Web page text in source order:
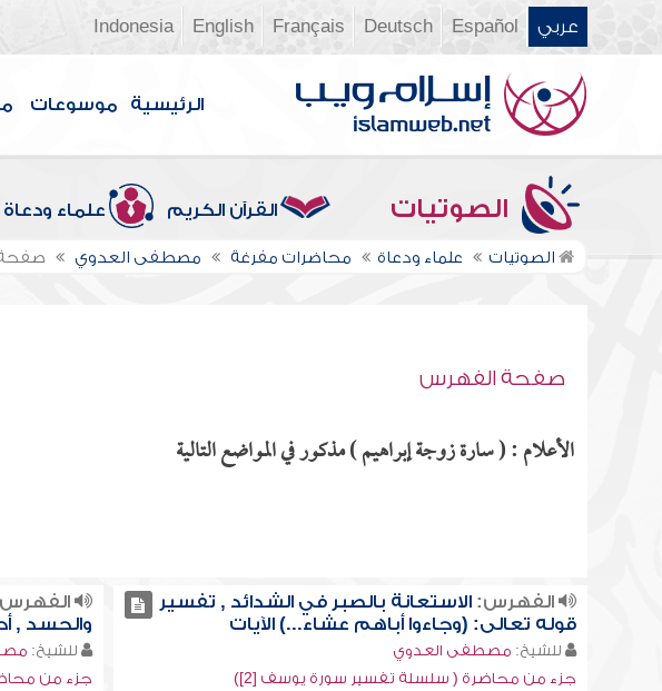
عربي Español
Deutsch
Français
English
Indonesia
الرئيسية موسوعات
الصوتيات القرآن الكريم علماء ودعاة
الصوتيات علماء ودعاة محاضرات مفرغة مصطفى العدوي
صفحة الفهرس
الأعلام : ( سارة زوجة إبراهيم ) مذكور في المواضع التالية
الفهرس:الاستعانة بالصبر في الشدائد , تفسير
قوله تعالى: (وجاءوا أباهم عشاء...) الآيات
للشيخ: مصطفى العدوي
جزء من محاضرة ( سلسلة تفسير سورة يوسف [2])
والحسد ,
للشيخ:
جزء من